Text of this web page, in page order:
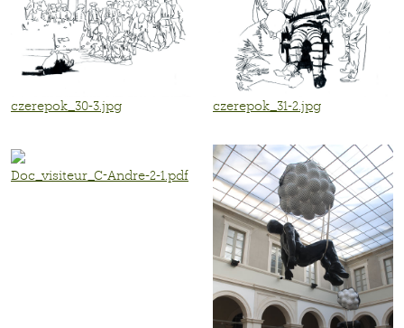
czerepok_30-3.jpg czerepok_31-2.jpg
Doc_visiteur_C-Andre-2-1.pdf